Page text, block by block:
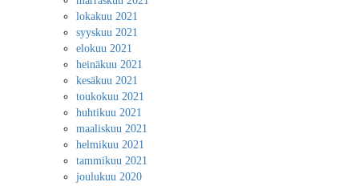
lokakuu 2021
syyskuu 2021
elokuu 2021
heinäkuu 2021
kesäkuu 2021
toukokuu 2021
huhtikuu 2021
maaliskuu 2021
helmikuu 2021
tammikuu 2021
joulukuu 2020